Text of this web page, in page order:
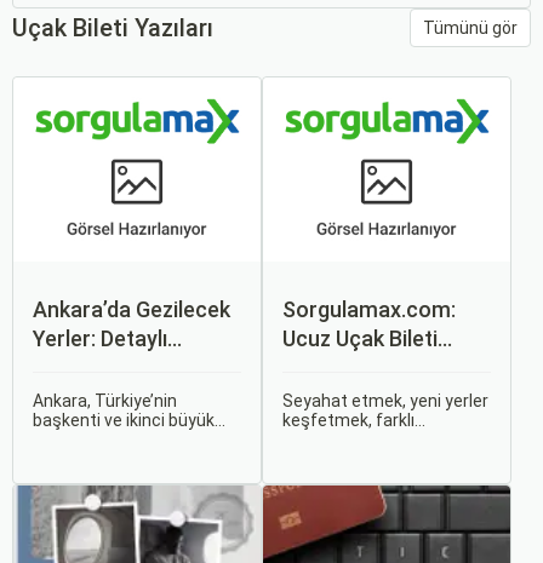
Uçak Bileti Yazıları Tümünü gör
Ankara’da Gezilecek
Yerler: Detaylı
Ankara, Türkiye’nin
başkenti ve ikinci büyük
dikkat çekmektedir.
Anadolu’nun kalbinde yer
alan bu şehir, hem tarihî
zenginlikleri hem de doğal
Sorgulamax.com:
Ucuz Uçak Bileti
Seyahat etmek, yeni yerler
keşfetmek, farklı
bir yoldur. Bu yolculukların
ilk adımı ise, genellikle bir
uçak bileti satın almaktır.